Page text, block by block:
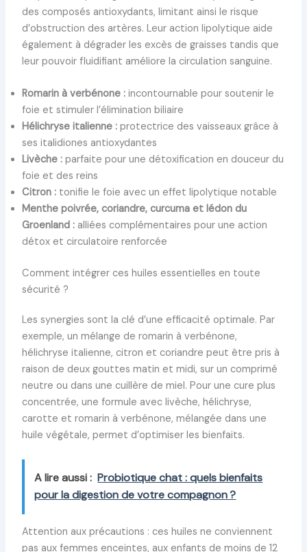
des composés antioxydants, limitant ainsi le risque
d’obstruction des artères. Leur action lipolytique aide
également à dégrader les excès de graisses tandis que
leur pouvoir fluidifiant améliore la circulation sanguine.
Romarin à verbénone :incontournable pour soutenir le
foie et stimuler l’élimination biliaire
Hélichryse italienne :protectrice des vaisseaux grâce à
ses italidiones antioxydantes
Livèche :parfaite pour une détoxification en douceur du
foie et des reins
Citron :tonifie le foie avec un effet lipolytique notable
Menthe poivrée, coriandre, curcuma et lédon du
Groenland :alliées complémentaires pour une action
détox et circulatoire renforcée
Comment intégrer ces huiles essentielles en toute
sécurité ?
Les synergies sont la clé d’une efficacité optimale. Par
exemple, un mélange de romarin à verbénone,
hélichryse italienne, citron et coriandre peut être pris à
raison de deux gouttes matin et midi, sur un comprimé
neutre ou dans une cuillère de miel. Pour une cure plus
concentrée, une formule avec livèche, hélichryse,
carotte et romarin à verbénone, mélangée dans une
huile végétale, permet d’optimiser les bienfaits.
A lire aussi : Probiotique chat : quels bienfaits
pour la digestion de votre compagnon ?
Attention aux précautions : ces huiles ne conviennent
pas aux femmes enceintes, aux enfants de moins de 12